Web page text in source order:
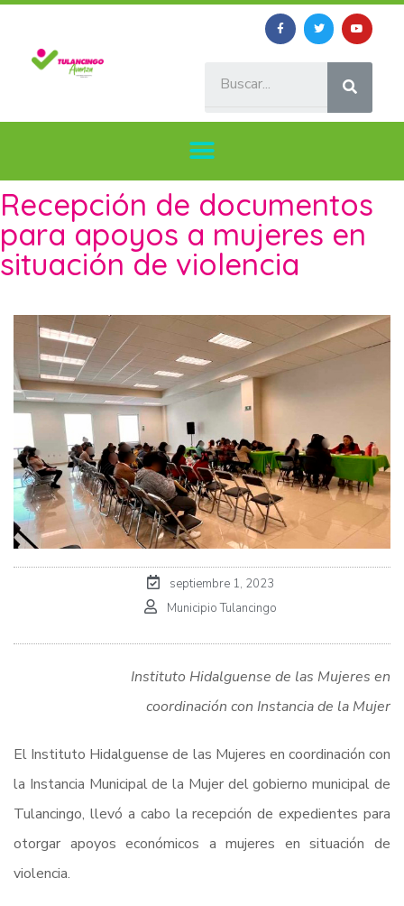
Recepción de documentos
para apoyos a mujeres en
situación de violencia
septiembre 1, 2023
Municipio Tulancingo
Instituto Hidalguense de las Mujeres en
coordinación con Instancia de la Mujer
El Instituto Hidalguense de las Mujeres en coordinación con
la Instancia Municipal de la Mujer del gobierno municipal de
Tulancingo, llevó a cabo la recepción de expedientes para
otorgar apoyos económicos a mujeres en situación de
violencia.